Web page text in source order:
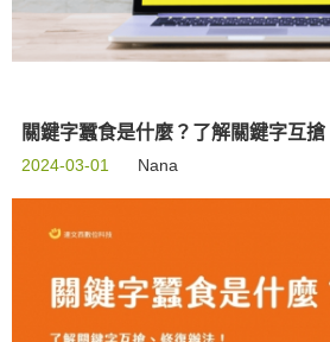
關鍵字蠶食是什麼？了解關鍵字互搶
2024-03-01 Nana